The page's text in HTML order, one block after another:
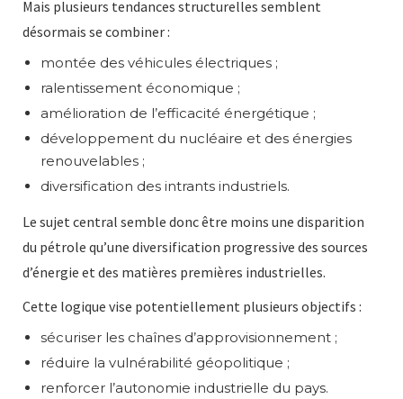
Mais plusieurs tendances structurelles semblent
désormais se combiner :
montée des véhicules électriques ;
ralentissement économique ;
amélioration de l’efficacité énergétique ;
développement du nucléaire et des énergies
renouvelables ;
diversification des intrants industriels.
Le sujet central semble donc être moins une disparition
du pétrole qu’une diversification progressive des sources
d’énergie et des matières premières industrielles.
Cette logique vise potentiellement plusieurs objectifs :
sécuriser les chaînes d’approvisionnement ;
réduire la vulnérabilité géopolitique ;
renforcer l’autonomie industrielle du pays.